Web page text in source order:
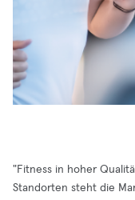
"Fitness in hoher
Standorten steht die